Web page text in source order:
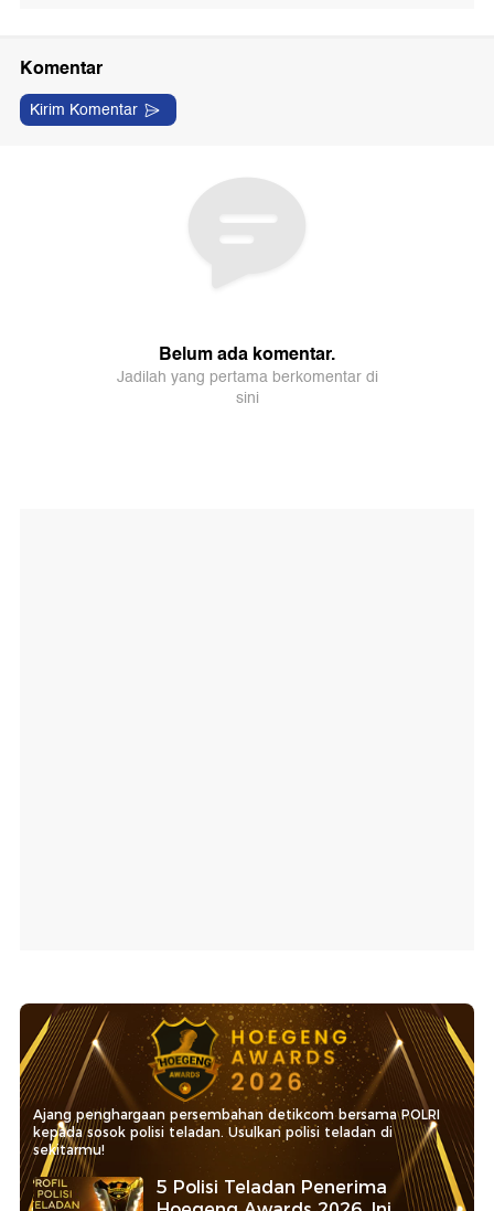
Ajang penghargaan persembahan detikcom bersama POLRI
kepada sosok polisi teladan. Usulkan polisi teladan di
sekitarmu!
5 Polisi Teladan Penerima